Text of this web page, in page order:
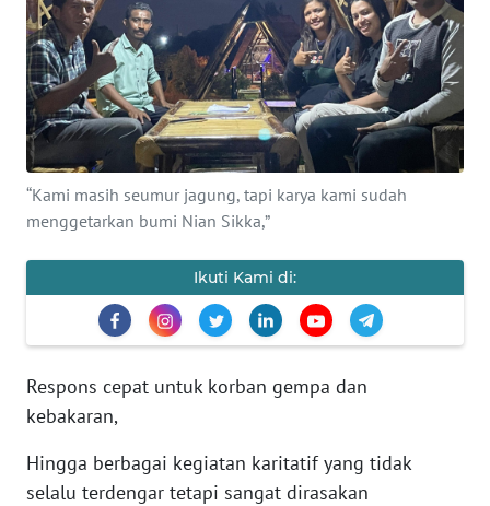
“Kami masih seumur jagung, tapi karya kami sudah
menggetarkan bumi Nian Sikka,”
Ikuti Kami di:
Respons cepat untuk korban gempa dan
kebakaran,
Hingga berbagai kegiatan karitatif yang tidak
selalu terdengar tetapi sangat dirasakan
INFO
IKLAN
TENTANG
KAMI
PEDOMAN
MEDIA
SIBER
DISCLAIMER
News
Regional